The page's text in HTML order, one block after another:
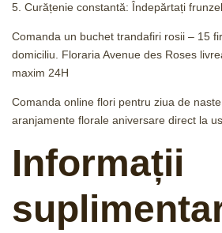
5. Curățenie constantă: Îndepărtați
Comanda un buchet trandafiri rosii – 15
domiciliu. Floraria Avenue des Roses
maxim 24H
Comanda online flori pentru ziua de
aranjamente florale aniversare direct la
Informații